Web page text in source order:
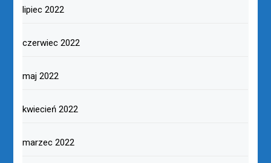
lipiec 2022
czerwiec 2022
maj 2022
kwiecień 2022
marzec 2022